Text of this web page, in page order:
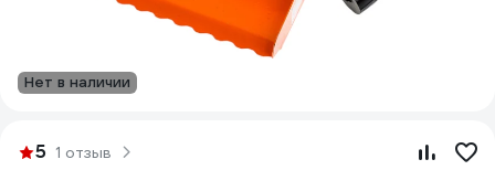
Нет в наличии
5 1 отзыв